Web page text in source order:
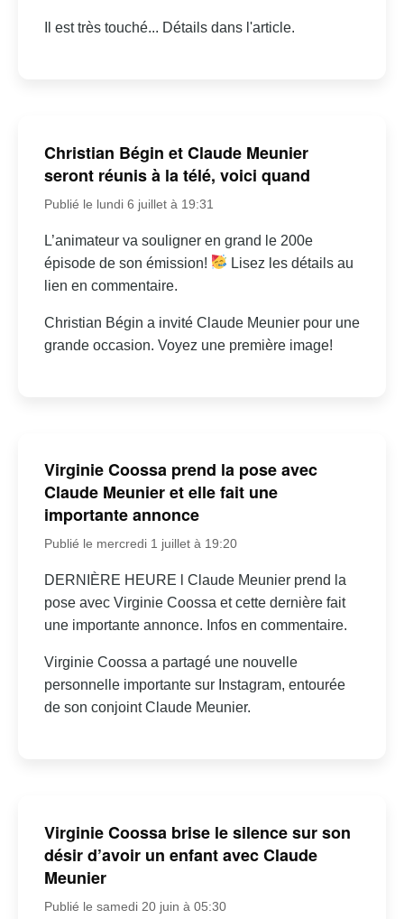
Il est très touché... Détails dans l'article.
Christian Bégin et Claude Meunier
seront réunis à la télé, voici quand
Publié le lundi 6 juillet à 19:31
L’animateur va souligner en grand le 200e
épisode de son émission!
Lisez les détails au
lien en commentaire.
Christian Bégin a invité Claude Meunier pour une
grande occasion. Voyez une première image!
Virginie Coossa prend la pose avec
Claude Meunier et elle fait une
importante annonce
Publié le mercredi 1 juillet à 19:20
DERNIÈRE HEURE l Claude Meunier prend la
pose avec Virginie Coossa et cette dernière fait
une importante annonce. Infos en commentaire.
Virginie Coossa a partagé une nouvelle
personnelle importante sur Instagram, entourée
de son conjoint Claude Meunier.
Virginie Coossa brise le silence sur son
désir d’avoir un enfant avec Claude
Meunier
Publié le samedi 20 juin à 05:30